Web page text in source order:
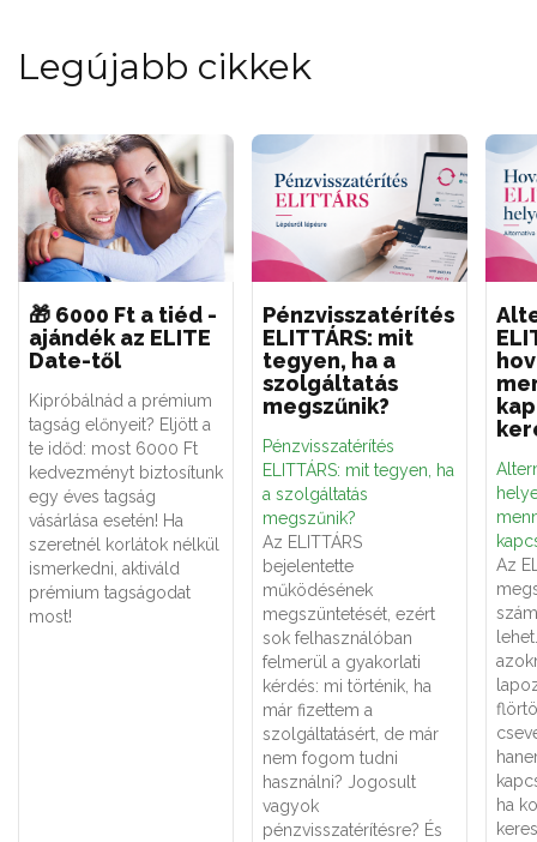
Legújabb cikkek
🎁 6000 Ft a tiéd -
ajándék az ELITE
Date-től
Kipróbálnád a prémium
tagság előnyeit? Eljött a
te időd: most 6000 Ft
kedvezményt biztosítunk
egy éves tagság
vásárlása esetén! Ha
szeretnél korlátok nélkül
ismerkedni, aktiváld
prémium tagságodat
most!
Pénzvisszatérítés
ELITTÁRS: mit
tegyen, ha a
szolgáltatás
megszűnik?
Pénzvisszatérítés
ELITTÁRS: mit tegyen, ha
a szolgáltatás
megszűnik?
Az ELITTÁRS
bejelentette
működésének
megszüntetését, ezért
sok felhasználóban
felmerül a gyakorlati
kérdés: mi történik, ha
már fizettem a
szolgáltatásért, de már
nem fogom tudni
használni? Jogosult
vagyok
pénzvisszatérítésre? És
Az
ha